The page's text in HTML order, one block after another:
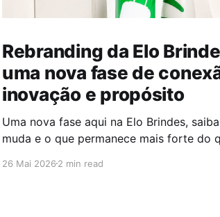
Rebranding da Elo
uma nova fase de
inovação e propósito
Uma nova fase aqui na Elo Brindes,
muda e o que permanece mais forte do
26 Mai 20262 min read